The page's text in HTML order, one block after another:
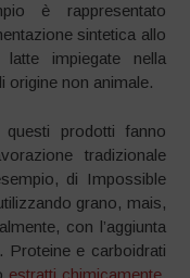
è rappresentato
sintetica allo
impiegate nella
origine non animale.
prodotti fanno
tradizionale
di Impossible
grano, mais,
con l’aggiunta
Proteine e carboidrati
estratti chimicamente,